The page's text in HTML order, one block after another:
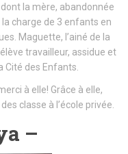
la mère, abandonnée
charge de 3 enfants en
Maguette, l’ainé de la
travailleur, assidue et
des Enfants.
à elle! Grâce à elle,
classe à l’école privée.
–